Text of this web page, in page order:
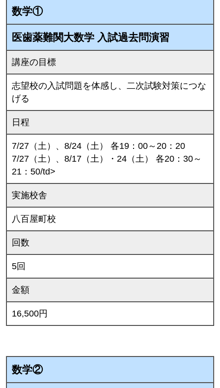
数学①
医歯薬難関大数学 入試過去問演習
講座の目標
志望校の入試問題を体感し、二次試験対策につな
げる
日程
7/27（土）、8/24（土） 各19：00～20：20
7/27（土）、8/17（土）・24（土） 各20：30～
21：50/td>
実施校舎
八百屋町校
回数
5回
金額
16,500円
数学②